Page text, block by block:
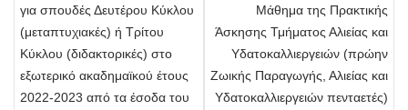
για σπουδές Δευτέρου Κύκλου
(μεταπτυχιακές) ή Τρίτου
Κύκλου (διδακτορικές) στο
εξωτερικό ακαδημαϊκού έτους
2022-2023 από τα έσοδα του
Μάθημα της Πρακτικής
Άσκησης Τμήματος Αλιείας και
Υδατοκαλλιεργειών (πρώην
Ζωικής Παραγωγής, Αλιείας και
Υδατοκαλλιεργειών πενταετές)